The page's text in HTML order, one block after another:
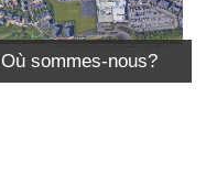
Où sommes-nous?